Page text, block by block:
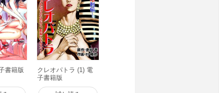
書籍版
クレオパトラ (1) 電
子書籍版